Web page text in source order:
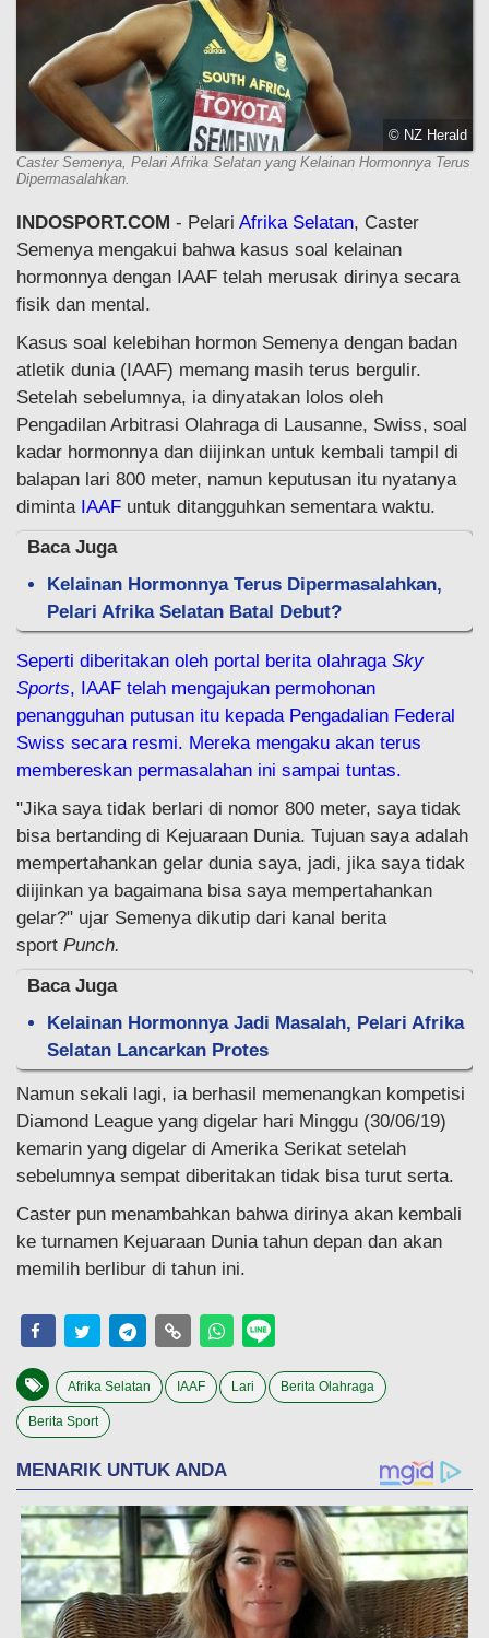
© NZ Herald
Caster Semenya, Pelari Afrika Selatan yang Kelainan Hormonnya Terus
Dipermasalahkan.
INDOSPORT.COM - Pelari Afrika Selatan, Caster
Semenya mengakui bahwa kasus soal kelainan
hormonnya dengan IAAF telah merusak dirinya secara
fisik dan mental.
Kasus soal kelebihan hormon Semenya dengan badan
atletik dunia (IAAF) memang masih terus bergulir.
Setelah sebelumnya, ia dinyatakan lolos oleh
Pengadilan Arbitrasi Olahraga di Lausanne, Swiss, soal
kadar hormonnya dan diijinkan untuk kembali tampil di
balapan lari 800 meter, namun keputusan itu nyatanya
diminta IAAF untuk ditangguhkan sementara waktu.
Baca Juga
Kelainan Hormonnya Terus Dipermasalahkan,
Pelari Afrika Selatan Batal Debut?
Seperti diberitakan oleh portal berita olahraga Sky
Sports, IAAF telah mengajukan permohonan
penangguhan putusan itu kepada Pengadalian Federal
Swiss secara resmi. Mereka mengaku akan terus
membereskan permasalahan ini sampai tuntas.
"Jika saya tidak berlari di nomor 800 meter, saya tidak
bisa bertanding di Kejuaraan Dunia. Tujuan saya adalah
mempertahankan gelar dunia saya, jadi, jika saya tidak
diijinkan ya bagaimana bisa saya mempertahankan
gelar?" ujar Semenya dikutip dari kanal berita
sport Punch.
Baca Juga
Kelainan Hormonnya Jadi Masalah, Pelari Afrika
Selatan Lancarkan Protes
Namun sekali lagi, ia berhasil memenangkan kompetisi
Diamond League yang digelar hari Minggu (30/06/19)
kemarin yang digelar di Amerika Serikat setelah
sebelumnya sempat diberitakan tidak bisa turut serta.
Caster pun menambahkan bahwa dirinya akan kembali
ke turnamen Kejuaraan Dunia tahun depan dan akan
memilih berlibur di tahun ini.
Afrika Selatan IAAF Lari Berita Olahraga
Berita Sport